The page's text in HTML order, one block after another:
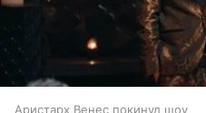
Аристарх Венес покинул шоу